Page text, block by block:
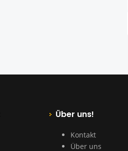
Über uns!
Kontakt
Über uns